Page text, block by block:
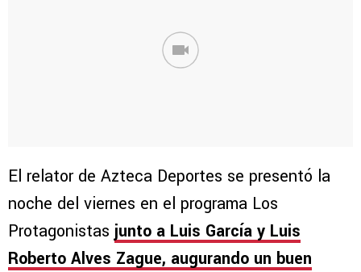
El relator de Azteca Deportes se presentó la
noche del viernes en el programa Los
Protagonistas junto a Luis García y Luis
Roberto Alves Zague, augurando un buen